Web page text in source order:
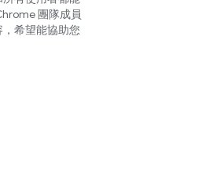
團隊成員
希望能協助您